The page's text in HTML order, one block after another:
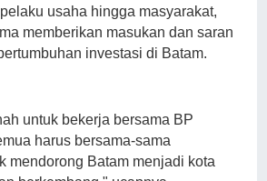
usaha hingga masyarakat,
memberikan masukan dan saran
investasi di Batam.
untuk bekerja bersama BP
harus bersama-sama
mendorong Batam menjadi kota